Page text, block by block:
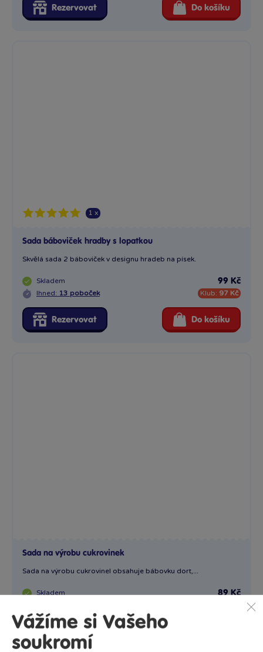
Rezervovat Do košíku
1 x
Sada báboviček hradby s lopatkou
Skvělá sada 2 báboviček v designu hradeb na písek.
Skladem
Ihned: 13 poboček
99 Kč
Klub: 97 Kč
Rezervovat Do košíku
Sada na výrobu cukrovinek
Sada na výrobu cukrovinel obsahuje bábovku dort,...
Skladem
89 Kč
Rezervovat
Vážíme si Vašeho
soukromí